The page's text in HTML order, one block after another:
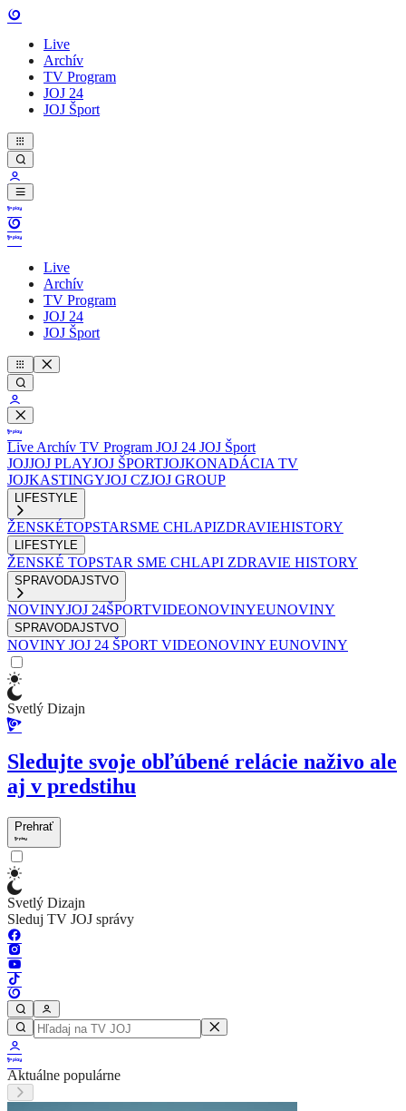
Live
Archív
TV Program
JOJ 24
JOJ Šport
Live
Archív
TV Program
JOJ 24
JOJ Šport
Live Archív TV Program JOJ 24 JOJ Šport
JOJJOJ PLAYJOJ ŠPORTJOJKONADÁCIA TV
JOJKASTINGYJOJ CZJOJ GROUP
LIFESTYLE
ŽENSKÉTOPSTARSME CHLAPIZDRAVIEHISTORY
LIFESTYLE
ŽENSKÉ TOPSTAR SME CHLAPI ZDRAVIE HISTORY
SPRAVODAJSTVO
NOVINYJOJ 24ŠPORTVIDEONOVINYEUNOVINY
SPRAVODAJSTVO
NOVINY JOJ 24 ŠPORT VIDEONOVINY EUNOVINY
Svetlý Dizajn
Sledujte svoje obľúbené relácie naživo ale
aj v predstihu
Prehrať
Svetlý Dizajn
Sleduj TV JOJ správy
Aktuálne populárne